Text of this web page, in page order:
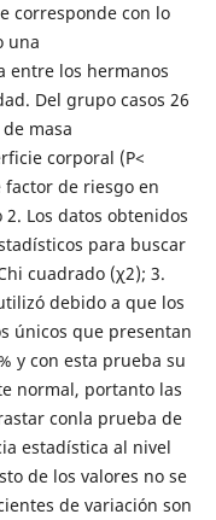
corresponde con lo
una
entre los hermanos
Del grupo casos 26
masa
corporal (P<
de riesgo en
Los datos obtenidos
para buscar
cuadrado (χ2); 3.
debido a que los
únicos que presentan
y con esta prueba su
normal, portanto las
conla prueba de
estadística al nivel
de los valores no se
de variación son